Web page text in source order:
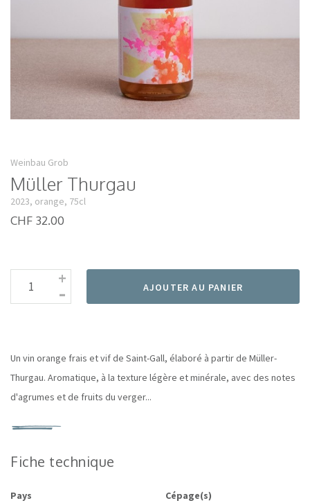
Weinbau Grob
Müller Thurgau
2023, orange, 75cl
CHF 32.00
-
+ AJOUTER AU PANIER
Un vin orange frais et vif de Saint-Gall, élaboré à partir de Müller-
Thurgau. Aromatique, à la texture légère et minérale, avec des notes
d'agrumes et de fruits du verger...
Fiche technique
Pays
Cépage(s)